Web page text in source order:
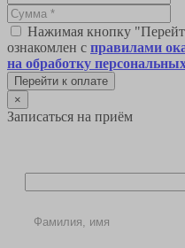
Нажимая кнопку
ознакомлен с правилами
на обработку
Перейти к оплате
×
Записаться на приём